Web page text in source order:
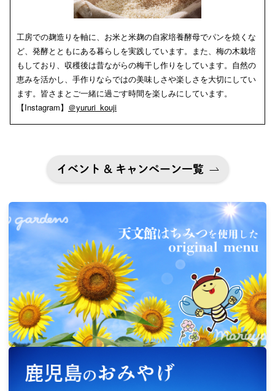
工房での麹造りを軸に、お米と米麹の自家培養酵母でパンを焼くな
ど、発酵とともにある暮らしを実践しています。また、梅の木栽培
もしており、収穫後は昔ながらの梅干し作りをしています。自然の
恵みを活かし、手作りならではの美味しさや楽しさを大切にしてい
ます。皆さまとご一緒に過ごす時間を楽しみにしています。
【Instagram】 ＠yururi_kouji
イベント & キャンペーン一覧